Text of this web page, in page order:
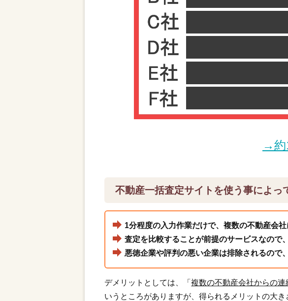
→約
不動産一括査定サイトを使う事によっ
1分程度の入力作業だけで、複数の不動産会
査定を比較することが前提のサービスなので
悪徳企業や評判の悪い企業は排除されるので
デメリットとしては、「複数の不動産会社からの連
いうところがありますが、得られるメリットの大き